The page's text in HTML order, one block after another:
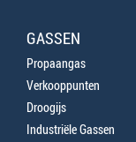
GASSEN
Propaangas
Verkooppunten
Droogijs
Industriële Gassen